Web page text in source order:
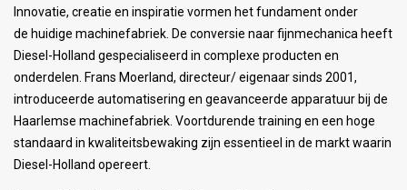
Innovatie, creatie en inspiratie vormen het fundament onder
de huidige machinefabriek. De conversie naar fijnmechanica heeft
Diesel-Holland gespecialiseerd in complexe producten en
onderdelen. Frans Moerland, directeur/ eigenaar sinds 2001,
introduceerde automatisering en geavanceerde apparatuur bij de
Haarlemse machinefabriek. Voortdurende training en een hoge
standaard in kwaliteitsbewaking zijn essentieel in de markt waarin
Diesel-Holland opereert.